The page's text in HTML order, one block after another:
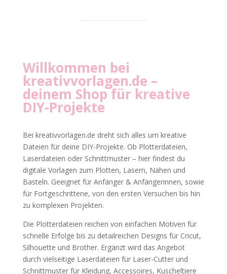
Willkommen bei
kreativvorlagen.de –
deinem Shop für kreative
DIY-Projekte
Bei kreativvorlagen.de dreht sich alles um kreative
Dateien für deine DIY-Projekte. Ob Plotterdateien,
Laserdateien oder Schnittmuster – hier findest du
digitale Vorlagen zum Plotten, Lasern, Nähen und
Basteln. Geeignet für Anfänger & Anfängerinnen, sowie
für Fortgeschrittene, von den ersten Versuchen bis hin
zu komplexen Projekten.
Die Plotterdateien reichen von einfachen Motiven für
schnelle Erfolge bis zu detailreichen Designs für Cricut,
Silhouette und Brother. Ergänzt wird das Angebot
durch vielseitige Laserdateien für Laser-Cutter und
Schnittmuster für Kleidung, Accessoires, Kuscheltiere